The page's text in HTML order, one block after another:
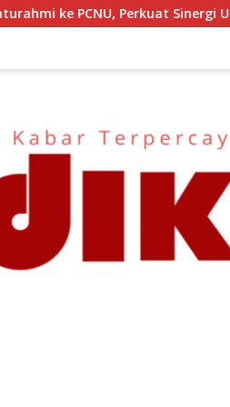
Ulama dan Polri Jaga